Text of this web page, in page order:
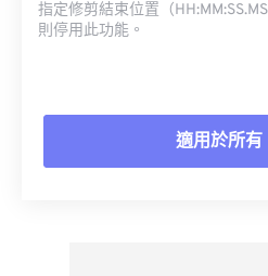
指定修剪結束位置（
則停用此功能。
適用於所有